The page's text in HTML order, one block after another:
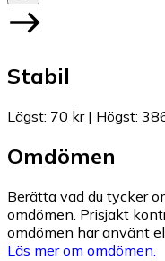
Stabil
Lägst: 70 kr| Högst:
Omdömen
Berätta vad du tycker
omdömen. Prisjakt
omdömen har använt
Läs mer om omdömen.